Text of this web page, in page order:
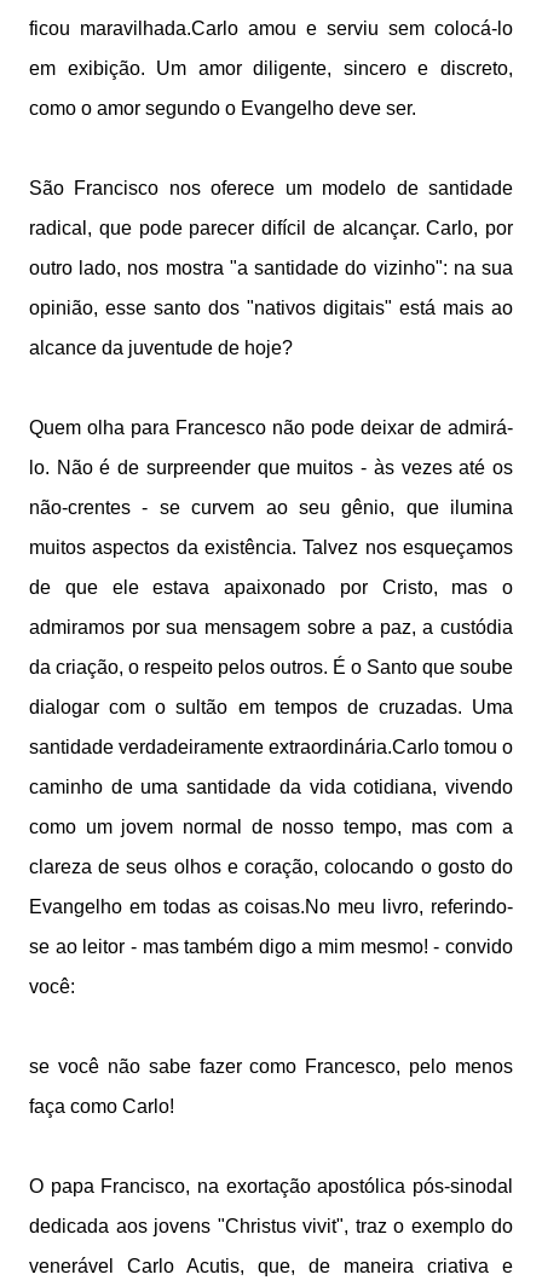
ficou maravilhada.Carlo amou e serviu sem colocá-lo
em exibição. Um amor diligente, sincero e discreto,
como o amor segundo o Evangelho deve ser.
São Francisco nos oferece um modelo de santidade
radical, que pode parecer difícil de alcançar. Carlo, por
outro lado, nos mostra "a santidade do vizinho": na sua
opinião, esse santo dos "nativos digitais" está mais ao
alcance da juventude de hoje?
Quem olha para Francesco não pode deixar de admirá-
lo. Não é de surpreender que muitos - às vezes até os
não-crentes - se curvem ao seu gênio, que ilumina
muitos aspectos da existência. Talvez nos esqueçamos
de que ele estava apaixonado por Cristo, mas o
admiramos por sua mensagem sobre a paz, a custódia
da criação, o respeito pelos outros. É o Santo que soube
dialogar com o sultão em tempos de cruzadas. Uma
santidade verdadeiramente extraordinária.Carlo tomou o
caminho de uma santidade da vida cotidiana, vivendo
como um jovem normal de nosso tempo, mas com a
clareza de seus olhos e coração, colocando o gosto do
Evangelho em todas as coisas.No meu livro, referindo-
se ao leitor - mas também digo a mim mesmo! - convido
você:
se você não sabe fazer como Francesco, pelo menos
faça como Carlo!
O papa Francisco, na exortação apostólica pós-sinodal
dedicada aos jovens "Christus vivit", traz o exemplo do
venerável Carlo Acutis, que, de maneira criativa e